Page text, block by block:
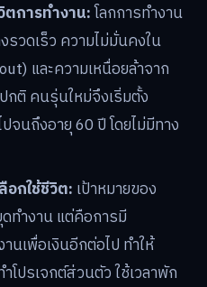
การทำงาน:โลกการทำงาน
รวดเร็ว ความไม่มั่นคงใน
และความเหนื่อยล้าจาก
กติ คนรุ่นใหม่จึงเริ่มตั้ง
จนถึงอายุ 60 ปี โดยไม่มีทาง
อกใช้ชีวิต: เป้าหมายของ
ทำงาน แต่คือการมี
นเพื่อเงินอีกต่อไป ทำให้
โปรเจกต์ส่วนตัว ใช้เวลาพัก